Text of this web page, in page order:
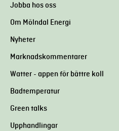
Jobba hos oss
Om Mölndal Energi
Nyheter
Marknadskommentarer
Watter - appen för bättre koll
Badtemperatur
Green talks
Upphandlingar